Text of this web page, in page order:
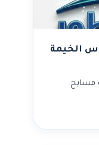
الخيمة
مسابح